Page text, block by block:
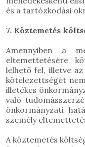
és a tartózkodási
7. Köztemetés
Amennyiben a
eltemettetésére
lelhető fel, illetve
kötelezettségét
illetékes
való
önkormányzati
személy
A köztemetés